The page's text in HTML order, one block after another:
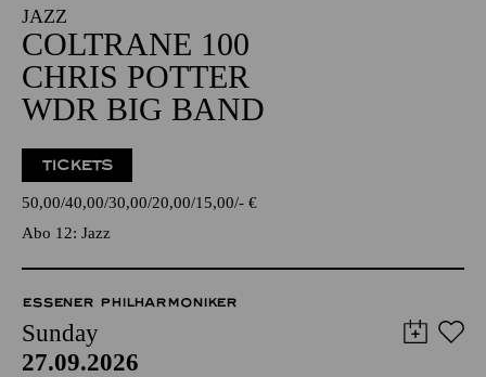
JAZZ
COLTRANE 100
CHRIS POTTER
WDR BIG BAND
TICKETS
50,00 40,00 30,00 20,00 15,00 - €
Abo 12: Jazz
ESSENER PHILHARMONIKER
Sunday
27.09.2026